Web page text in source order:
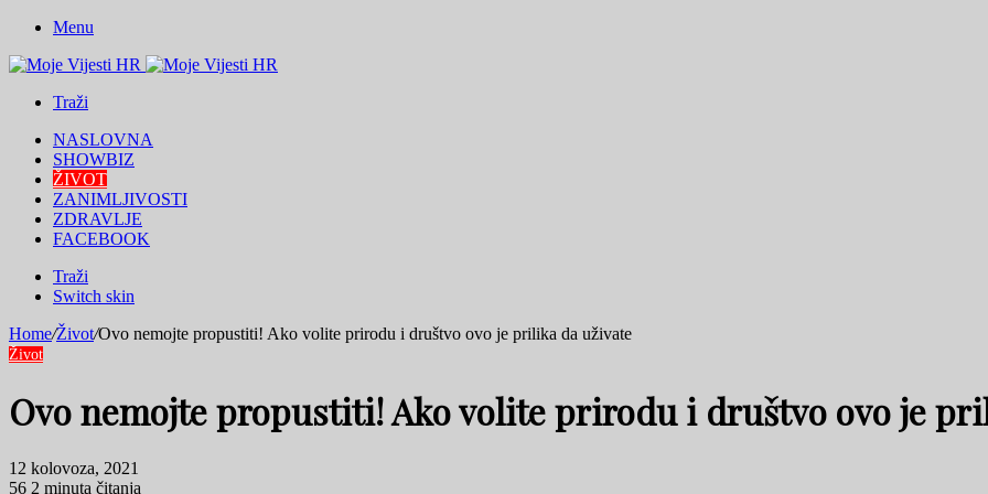
Menu
Traži
NASLOVNA
SHOWBIZ
ŽIVOT
ZANIMLJIVOSTI
ZDRAVLJE
FACEBOOK
Traži
Switch skin
Home/Život/Ovo nemojte propustiti! Ako volite prirodu i društvo ovo je prilika da uživate
Život
Ovo nemojte propustiti! Ako volite prirodu i društvo ovo je
12 kolovoza, 2021
56 2 minuta čitanja